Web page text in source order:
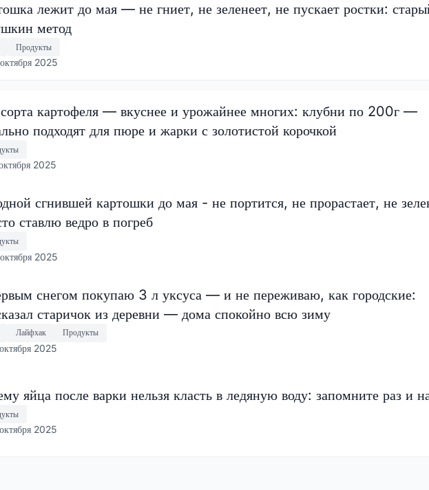
лежит до мая — не гниет, не зеленеет, не пускает ростки:
метод
Продукты
2025
картофеля — вкуснее и урожайнее многих: клубни по 200г —
подходят для пюре и жарки с золотистой корочкой
2025
сгнившей картошки до мая - не портится, не прорастает, не
ставлю ведро в погреб
2025
снегом покупаю 3 л уксуса — и не переживаю, как городские:
старичок из деревни — дома спокойно всю зиму
Лайфхак Продукты
2025
яйца после варки нельзя класть в ледяную воду: запомните раз и
2025